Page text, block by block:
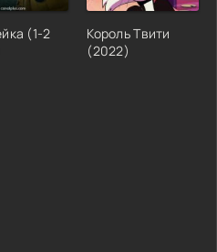
(1-2
Король Твити
(2022)